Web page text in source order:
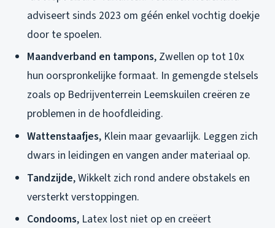
adviseert sinds 2023 om géén enkel vochtig doekje
door te spoelen.
Maandverband en tampons, Zwellen op tot 10x
hun oorspronkelijke formaat. In gemengde stelsels
zoals op Bedrijventerrein Leemskuilen creëren ze
problemen in de hoofdleiding.
Wattenstaafjes, Klein maar gevaarlijk. Leggen zich
dwars in leidingen en vangen ander materiaal op.
Tandzijde, Wikkelt zich rond andere obstakels en
versterkt verstoppingen.
Condooms, Latex lost niet op en creëert